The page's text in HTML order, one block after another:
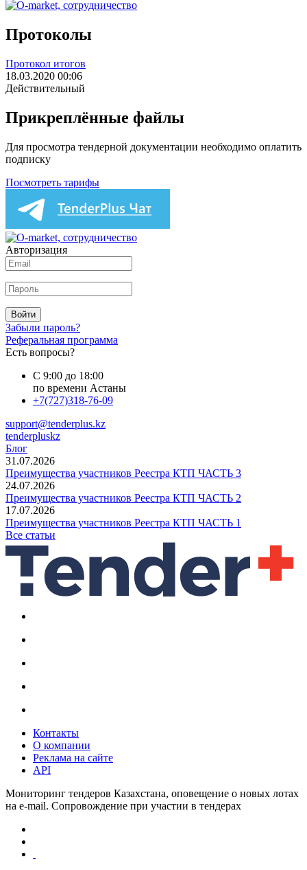
Протоколы
Протокол итогов
18.03.2020 00:06
Действительный
Прикреплённые файлы
Для просмотра тендерной документации необходимо оплатить
подписку
Посмотреть тарифы
Авторизация
Войти
Забыли пароль?
Реферальная программа
Есть вопросы?
С 9:00 до 18:00
по времени Астаны
+7(727)318-76-09
support@tenderplus.kz
tenderpluskz
Блог
31.07.2026
Преимущества участников Реестра КТП ЧАСТЬ 3
24.07.2026
Преимущества участников Реестра КТП ЧАСТЬ 2
17.07.2026
Преимущества участников Реестра КТП ЧАСТЬ 1
Все статьи
Контакты
О компании
Реклама на сайте
API
Мониторинг тендеров Казахстана, оповещение о новых лотах
на e-mail. Сопровождение при участии в тендерах